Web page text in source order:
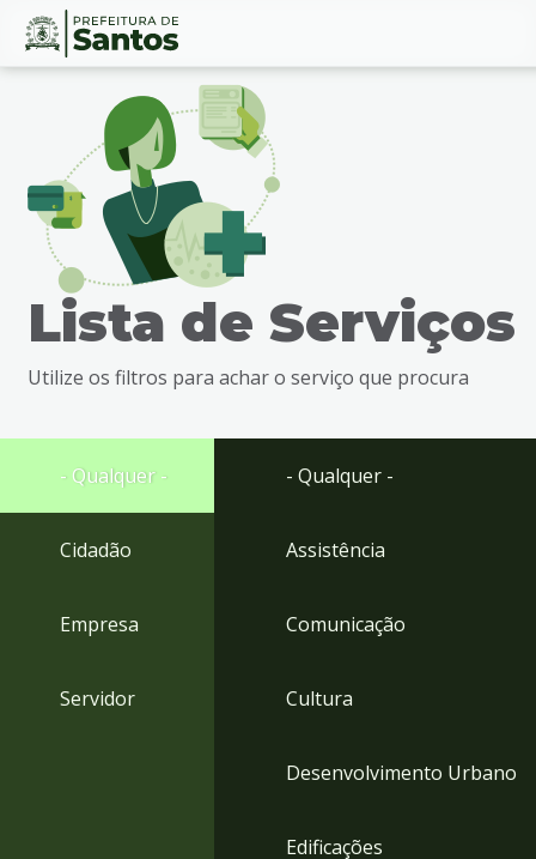
Ir
busca
Ir
rodapé
Conteúdo
Lista de Serviços
Utilize os filtros para achar o serviço que procura
- Qualquer -
Cidadão
Empresa
Servidor
- Qualquer -
Assistência
Comunicação
Cultura
Desenvolvimento Urbano
Edificações